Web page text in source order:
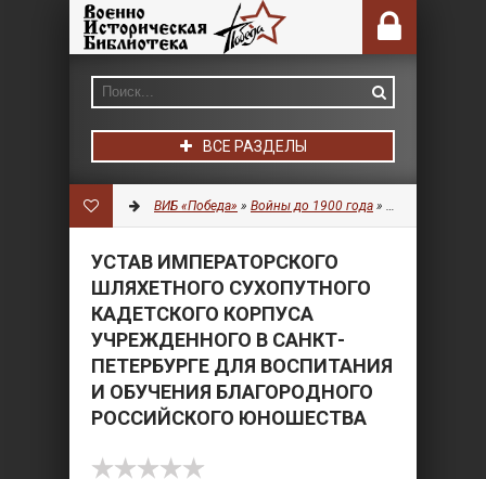
ВСЕ РАЗДЕЛЫ
ВИБ «Победа» » Войны до 1900 года » Военное дело
УСТАВ ИМПЕРАТОРСКОГО
ШЛЯХЕТНОГО СУХОПУТНОГО
КАДЕТСКОГО КОРПУСА
УЧРЕЖДЕННОГО В САНКТ-
ПЕТЕРБУРГЕ ДЛЯ ВОСПИТАНИЯ
И ОБУЧЕНИЯ БЛАГОРОДНОГО
РОССИЙСКОГО ЮНОШЕСТВА